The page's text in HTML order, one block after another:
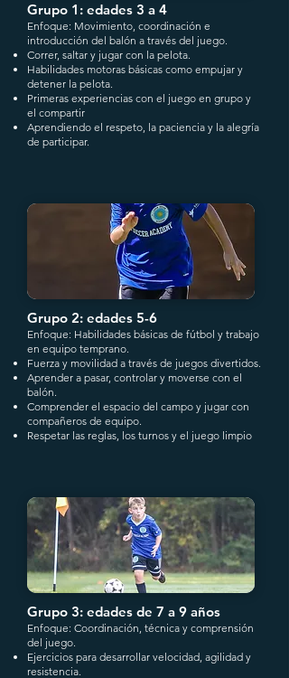
Grupo 1: edades 3 a 4
Enfoque: Movimiento, coordinación e
introducción del balón a través del juego.
Correr, saltar y jugar con la pelota.
Habilidades motoras básicas como empujar y
detener la pelota.
Primeras experiencias con el juego en grupo y
el compartir
Aprendiendo el respeto, la paciencia y la alegría
de participar.
Grupo 2: edades 5-6
Enfoque: Habilidades básicas de fútbol y trabajo
en equipo temprano.
Fuerza y movilidad a través de juegos divertidos.
Aprender a pasar, controlar y moverse con el
balón.
Comprender el espacio del campo y jugar con
compañeros de equipo.
Respetar las reglas, los turnos y el juego limpio
Grupo 3: edades de 7 a 9 años
Enfoque: Coordinación, técnica y comprensión
del juego.
Ejercicios para desarrollar velocidad, agilidad y
resistencia.